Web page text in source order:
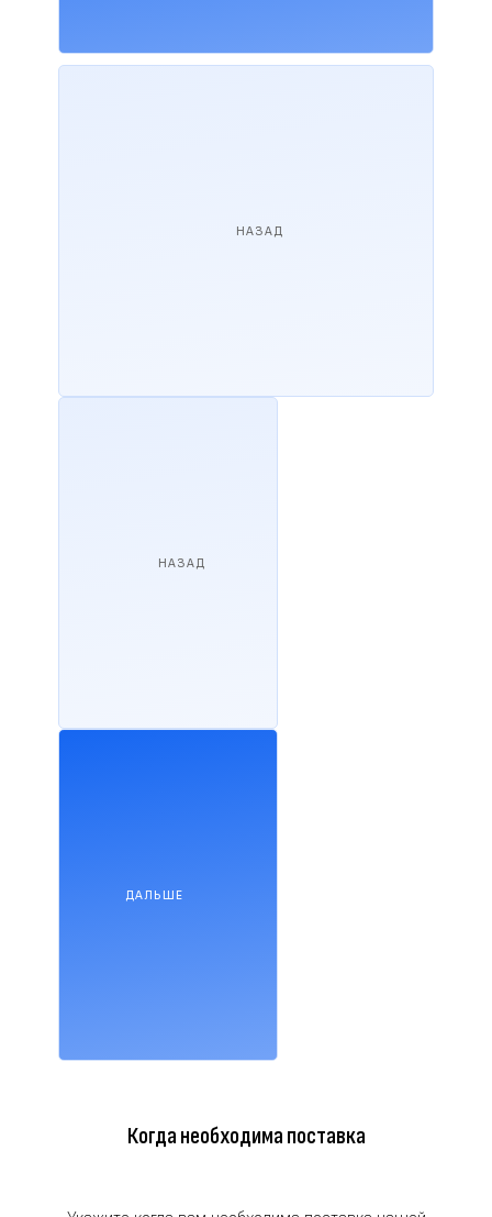
НАЗАД
НАЗАД
ДАЛЬШЕ
Когда необходима поставка